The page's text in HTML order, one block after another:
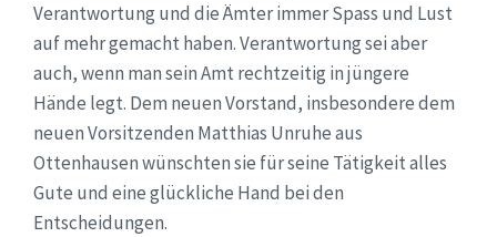
Verantwortung und die Ämter immer Spass und Lust
auf mehr gemacht haben. Verantwortung sei aber
auch, wenn man sein Amt rechtzeitig in jüngere
Hände legt. Dem neuen Vorstand, insbesondere dem
neuen Vorsitzenden Matthias Unruhe aus
Ottenhausen wünschten sie für seine Tätigkeit alles
Gute und eine glückliche Hand bei den
Entscheidungen.